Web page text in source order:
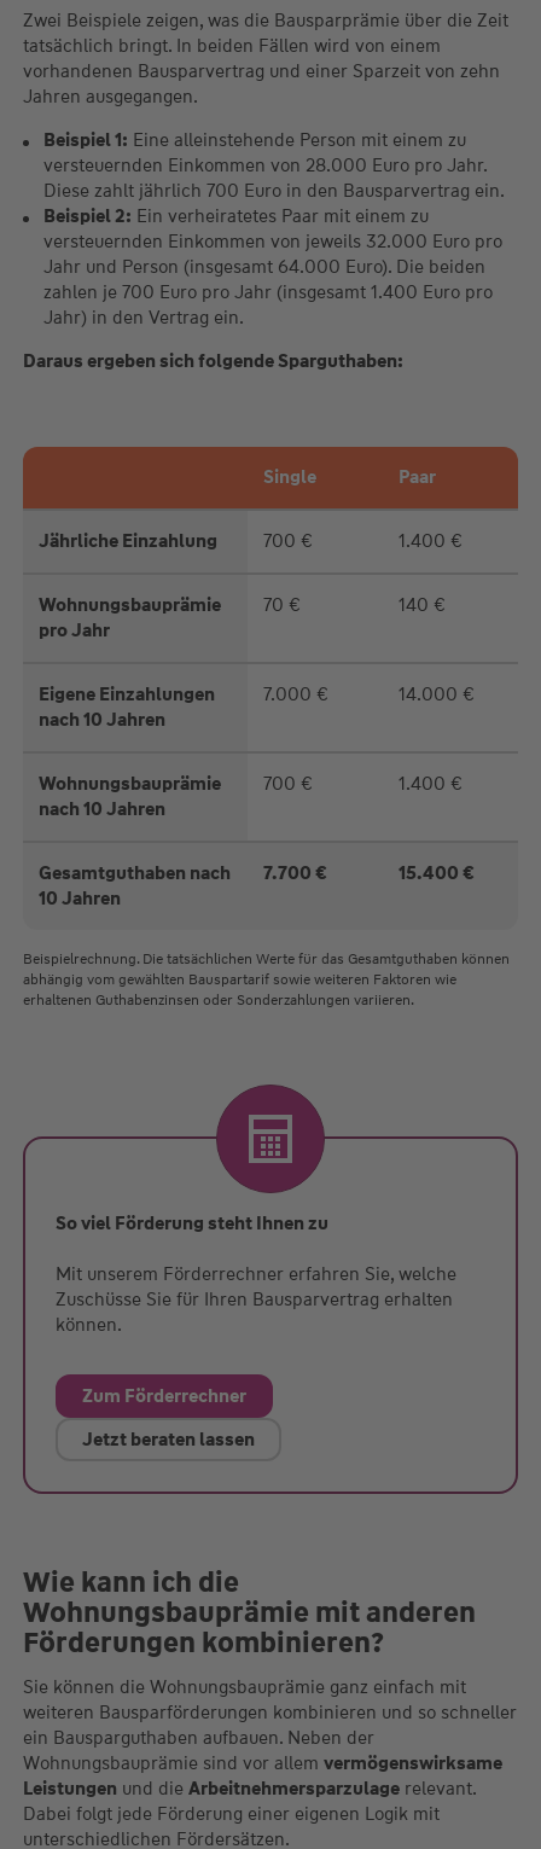
Zwei Beispiele zeigen, was die Bausparprämie über die Zeit
tatsächlich bringt. In beiden Fällen wird von einem
vorhandenen Bausparvertrag und einer Sparzeit von zehn
Jahren ausgegangen.
Beispiel 1: Eine alleinstehende Person mit einem zu
versteuernden Einkommen von 28.000 Euro pro Jahr.
Diese zahlt jährlich 700 Euro in den Bausparvertrag ein.
Beispiel 2: Ein verheiratetes Paar mit einem zu
versteuernden Einkommen von jeweils 32.000 Euro pro
Jahr und Person (insgesamt 64.000 Euro). Die beiden
zahlen je 700 Euro pro Jahr (insgesamt 1.400 Euro pro
Jahr) in den Vertrag ein.
Daraus ergeben sich folgende Sparguthaben:
Single Paar
Jährliche Einzahlung 700 € 1.400 €
Wohnungsbauprämie
pro Jahr
70 € 140 €
Eigene Einzahlungen
nach 10 Jahren
7.000 € 14.000 €
Wohnungsbauprämie
nach 10 Jahren
700 € 1.400 €
Gesamtguthaben nach
10 Jahren
7.700 € 15.400 €
Beispielrechnung. Die tatsächlichen Werte für das Gesamtguthaben können
abhängig vom gewählten Bauspartarif sowie weiteren Faktoren wie
erhaltenen Guthabenzinsen oder Sonderzahlungen variieren.
So viel Förderung steht Ihnen zu
Mit unserem Förderrechner erfahren Sie, welche
Zuschüsse Sie für Ihren Bausparvertrag erhalten
können.
Zum Förderrechner
Jetzt beraten lassen
Wie kann ich die
Wohnungsbauprämie mit anderen
Förderungen kombinieren?
Sie können die Wohnungsbauprämie ganz einfach mit
weiteren Bausparförderungen kombinieren und so schneller
ein Bausparguthaben aufbauen. Neben der
Wohnungsbauprämie sind vor allem vermögenswirksame
Leistungen und die Arbeitnehmersparzulagerelevant.
Dabei folgt jede Förderung einer eigenen Logik mit
unterschiedlichen Fördersätzen.